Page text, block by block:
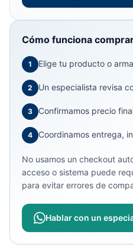
Cómo funciona
1 Elige tu producto o
2 Un especialista revisa
3 Confirmamos precio
4 Coordinamos entrega,
No usamos un checkout
acceso o sistema puede
para evitar errores de
Hablar con un